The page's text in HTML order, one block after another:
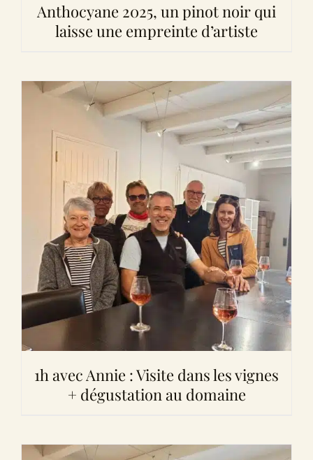
Anthocyane 2025, un pinot noir qui
laisse une empreinte d’artiste
1h avec Annie : Visite dans les vignes
+ dégustation au domaine